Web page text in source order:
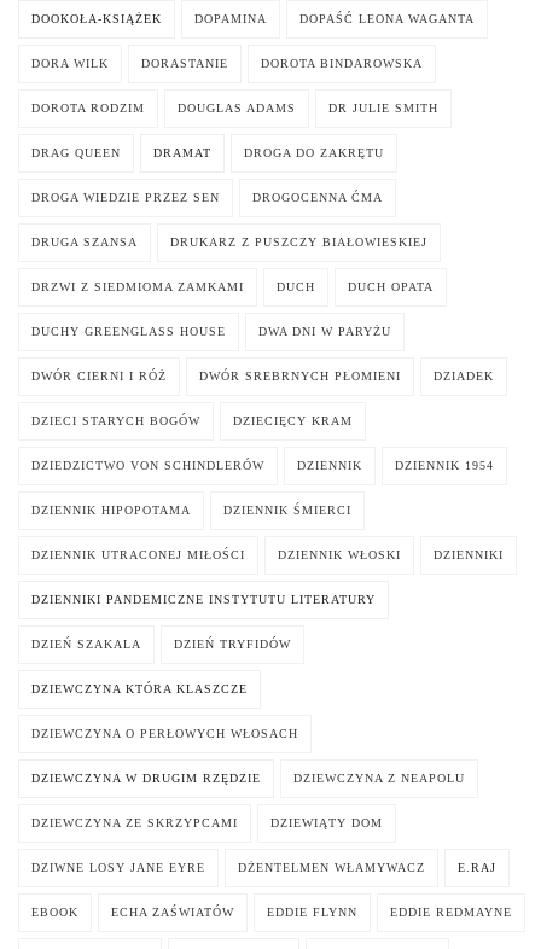
DOOKOŁA-KSIĄŻEK DOPAMINA DOPAŚĆ LEONA WAGANTA
DORA WILK DORASTANIE DOROTA BINDAROWSKA
DOROTA RODZIM DOUGLAS ADAMS DR JULIE SMITH
DRAG QUEEN DRAMAT DROGA DO ZAKRĘTU
DROGA WIEDZIE PRZEZ SEN DROGOCENNA ĆMA
DRUGA SZANSA DRUKARZ Z PUSZCZY BIAŁOWIESKIEJ
DRZWI Z SIEDMIOMA ZAMKAMI DUCH DUCH OPATA
DUCHY GREENGLASS HOUSE DWA DNI W PARYŻU
DWÓR CIERNI I RÓŻ DWÓR SREBRNYCH PŁOMIENI DZIADEK
DZIECI STARYCH BOGÓW DZIECIĘCY KRAM
DZIEDZICTWO VON SCHINDLERÓW DZIENNIK DZIENNIK 1954
DZIENNIK HIPOPOTAMA DZIENNIK ŚMIERCI
DZIENNIK UTRACONEJ MIŁOŚCI DZIENNIK WŁOSKI DZIENNIKI
DZIENNIKI PANDEMICZNE INSTYTUTU LITERATURY
DZIEŃ SZAKALA DZIEŃ TRYFIDÓW
DZIEWCZYNA KTÓRA KLASZCZE
DZIEWCZYNA O PERŁOWYCH WŁOSACH
DZIEWCZYNA W DRUGIM RZĘDZIE DZIEWCZYNA Z NEAPOLU
DZIEWCZYNA ZE SKRZYPCAMI DZIEWIĄTY DOM
DZIWNE LOSY JANE EYRE DŻENTELMEN WŁAMYWACZ E.RAJ
EBOOK ECHA ZAŚWIATÓW EDDIE FLYNN EDDIE REDMAYNE